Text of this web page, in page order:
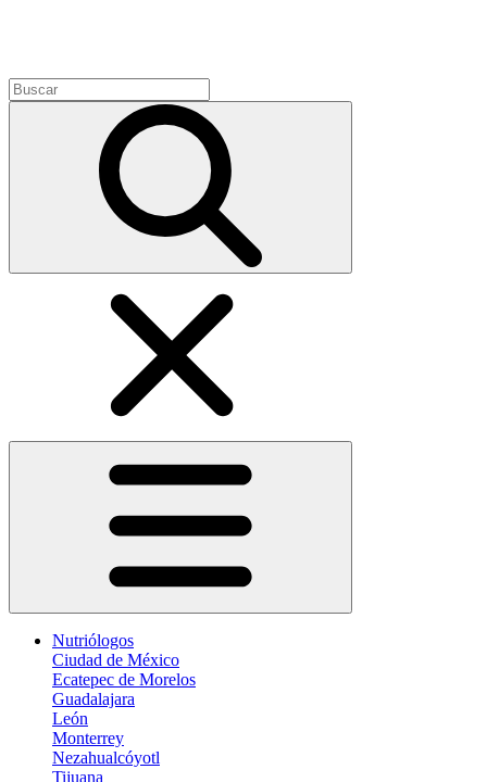
Nutriólogos
Ciudad de México
Ecatepec de Morelos
Guadalajara
León
Monterrey
Nezahualcóyotl
Tijuana